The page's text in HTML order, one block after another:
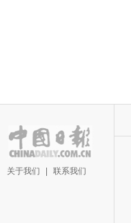
关于我们 联系我们